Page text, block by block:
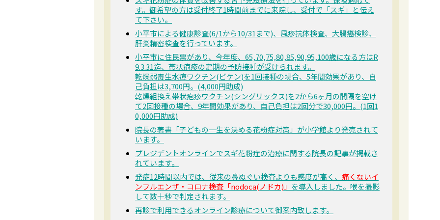
す。御希望の方は受付終了1時間前までに来院し、受付で「スギ」と伝え
て下さい。
小平市による健康診査(6/1から10/31まで)、風疹抗体検査、大腸癌検診、
肝炎精密検査を行っています。
小平市に住民票があり、今年度、65,70,75,80,85,90,95,100歳になる方はR
9.3.31迄、帯状疱疹の定期の予防接種が受けられます。
乾燥弱毒生水痘ワクチン(ビケン)を1回接種の場合、5年間効果があり、自
己負担は3,700円。(4,000円助成)
乾燥組換え帯状疱疹ワクチン(シングリックス)を2から6ヶ月の間隔を空け
て2回接種の場合、9年間効果があり、自己負担は2回分で30,000円。(1回1
0,000円助成)
院長の著書「子どもの一生を決める花粉症対策」が小学館より発売されて
います。
プレジデントオンラインでスギ花粉症の治療に関する院長の記事が掲載さ
れています。
発症12時間以内では、従来の鼻ぬぐい検査よりも感度が高く、 痛くないイ
ンフルエンザ・コロナ検査「nodoca(ノドカ)」 を導入しました。喉を撮影
して数十秒で判定されます。
再診で利用できるオンライン診療について御案内致します。